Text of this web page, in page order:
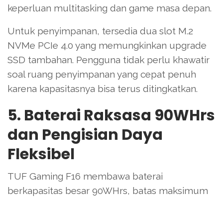
keperluan multitasking dan game masa depan.
Untuk penyimpanan, tersedia dua slot M.2
NVMe PCIe 4.0 yang memungkinkan upgrade
SSD tambahan. Pengguna tidak perlu khawatir
soal ruang penyimpanan yang cepat penuh
karena kapasitasnya bisa terus ditingkatkan.
5. Baterai Raksasa 90WHrs
dan Pengisian Daya
Fleksibel
TUF Gaming F16 membawa baterai
berkapasitas besar 90WHrs, batas maksimum